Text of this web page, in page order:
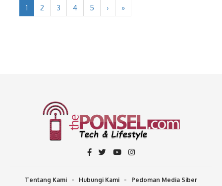
1 2 3 4 5 › »
Tentang Kami Hubungi Kami Pedoman Media Siber